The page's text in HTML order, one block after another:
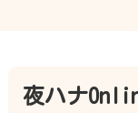
夜ハナ